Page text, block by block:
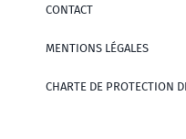
CONTACT
MENTIONS LÉGALES
CHARTE DE PROTECTION